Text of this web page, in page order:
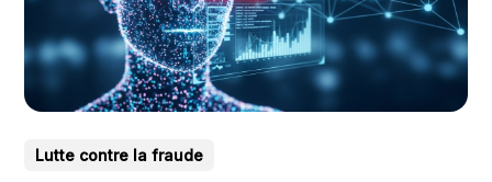
Lutte contre la fraude